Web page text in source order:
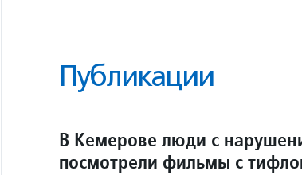
Публикации
В Кемерове люди с
посмотрели фильмы с